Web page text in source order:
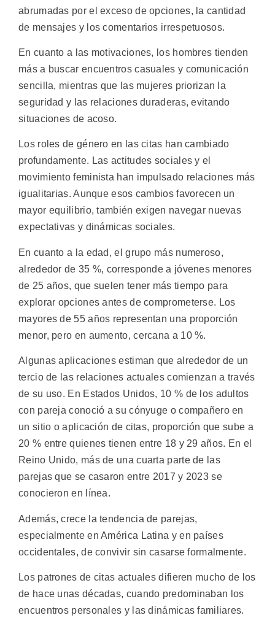
abrumadas por el exceso de opciones, la cantidad
de mensajes y los comentarios irrespetuosos.
En cuanto a las motivaciones, los hombres tienden
más a buscar encuentros casuales y comunicación
sencilla, mientras que las mujeres priorizan la
seguridad y las relaciones duraderas, evitando
situaciones de acoso.
Los roles de género en las citas han cambiado
profundamente. Las actitudes sociales y el
movimiento feminista han impulsado relaciones más
igualitarias. Aunque esos cambios favorecen un
mayor equilibrio, también exigen navegar nuevas
expectativas y dinámicas sociales.
En cuanto a la edad, el grupo más numeroso,
alrededor de 35 %, corresponde a jóvenes menores
de 25 años, que suelen tener más tiempo para
explorar opciones antes de comprometerse. Los
mayores de 55 años representan una proporción
menor, pero en aumento, cercana a 10 %.
Algunas aplicaciones estiman que alrededor de un
tercio de las relaciones actuales comienzan a través
de su uso. En Estados Unidos, 10 % de los adultos
con pareja conoció a su cónyuge o compañero en
un sitio o aplicación de citas, proporción que sube a
20 % entre quienes tienen entre 18 y 29 años. En el
Reino Unido, más de una cuarta parte de las
parejas que se casaron entre 2017 y 2023 se
conocieron en línea.
Además, crece la tendencia de parejas,
especialmente en América Latina y en países
occidentales, de convivir sin casarse formalmente.
Los patrones de citas actuales difieren mucho de los
de hace unas décadas, cuando predominaban los
encuentros personales y las dinámicas familiares.